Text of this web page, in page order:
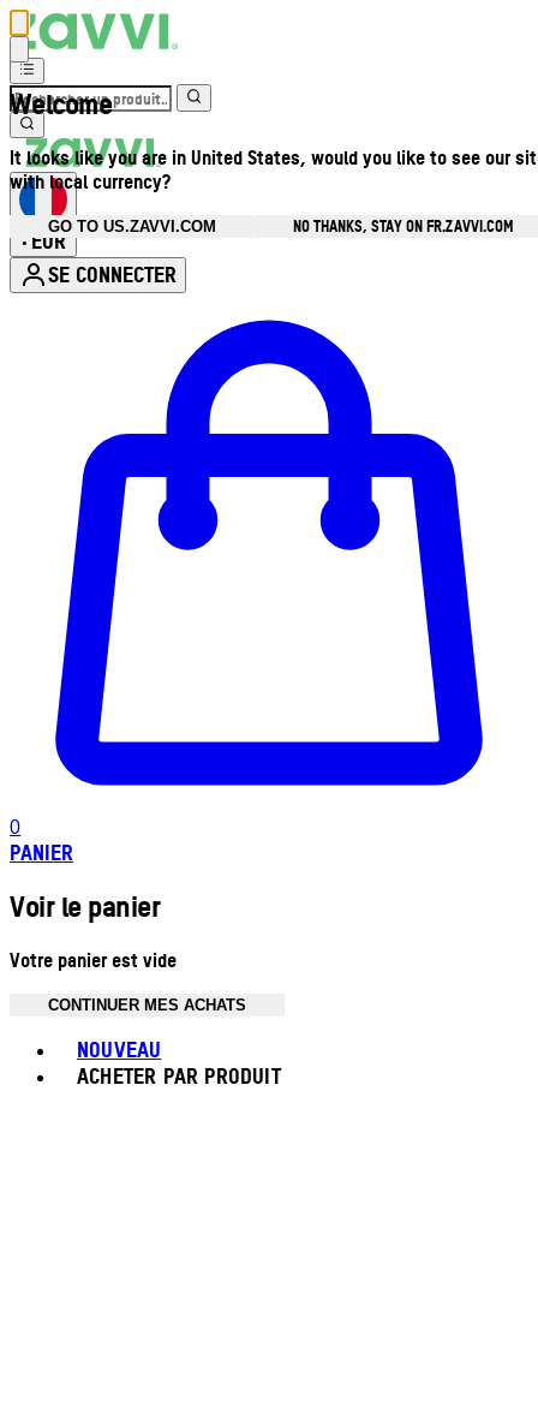
Welcome
It looks like you are in United States, would you like to see our
with local currency?
GO TO US.ZAVVI.COM
NO THANKS, STAY ON FR.ZAVVI.COM
• EUR
SE CONNECTER
0
PANIER
Voir le panier
Votre panier est vide
CONTINUER MES ACHATS
NOUVEAU
ACHETER PAR PRODUIT